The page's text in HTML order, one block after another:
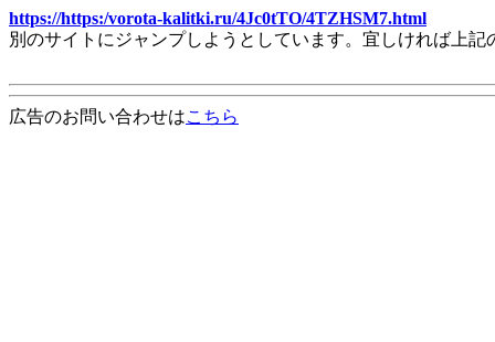
https://https:/vorota-kalitki.ru/4Jc0tTO/4TZHSM7.html
別のサイトにジャンプしようとしています。宜しければ上
広告のお問い合わせはこちら